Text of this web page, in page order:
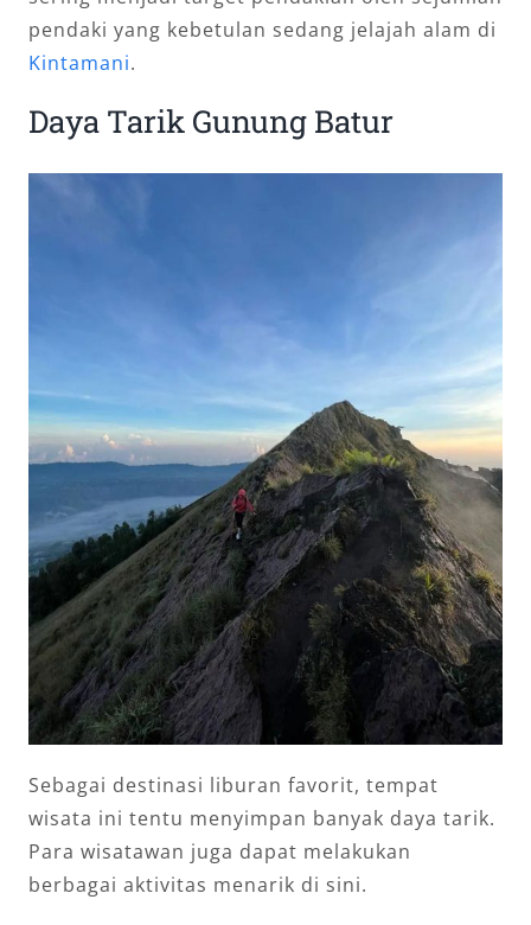
pendaki yang kebetulan sedang jelajah alam di
Kintamani.
Daya Tarik Gunung Batur
Sebagai destinasi liburan favorit, tempat
wisata ini tentu menyimpan banyak daya tarik.
Para wisatawan juga dapat melakukan
berbagai aktivitas menarik di sini.